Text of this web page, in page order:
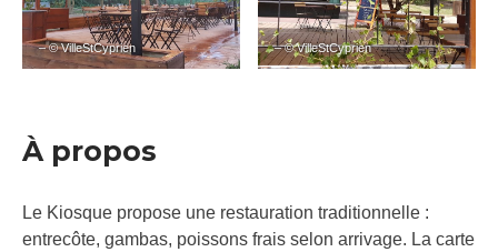
– © VilleStCyprien – © VilleStCyprien
À propos
Le Kiosque propose une restauration traditionnelle :
entrecôte, gambas, poissons frais selon arrivage. La carte